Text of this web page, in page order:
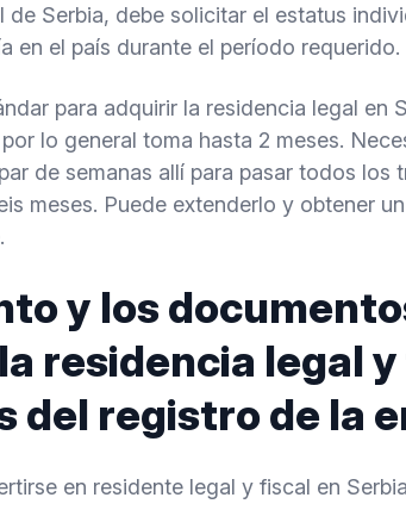
Serbia, debe solicitar el estatus
en el país durante el período requerido.
para adquirir la residencia legal en
lo general toma hasta 2 meses.
de semanas allí para pasar todos los
meses. Puede extenderlo y obtener
y los
residencia legal
del registro de la
en residente legal y fiscal en